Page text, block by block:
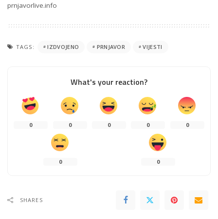
prnjavorlive.info
TAGS: IZDVOJENO PRNJAVOR VIJESTI
What's your reaction?
0 0 0 0 0
0 0
SHARES